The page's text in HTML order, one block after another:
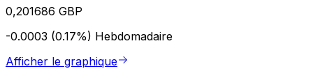
0,201686 GBP
-0.0003 (0.17%) Hebdomadaire
Afficher le graphique